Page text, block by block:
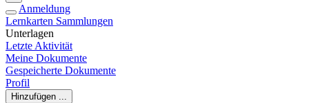
Anmeldung
Lernkarten Sammlungen
Unterlagen
Letzte Aktivität
Meine Dokumente
Gespeicherte Dokumente
Profil
Hinzufügen ...